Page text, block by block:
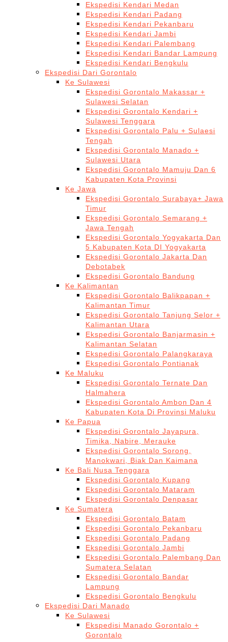
Ekspedisi Kendari Medan
Ekspedisi Kendari Padang
Ekspedisi Kendari Pekanbaru
Ekspedisi Kendari Jambi
Ekspedisi Kendari Palembang
Ekspedisi Kendari Bandar Lampung
Ekspedisi Kendari Bengkulu
Ekspedisi Dari Gorontalo
Ke Sulawesi
Ekspedisi Gorontalo Makassar +
Sulawesi Selatan
Ekspedisi Gorontalo Kendari +
Sulawesi Tenggara
Ekspedisi Gorontalo Palu + Sulaesi
Tengah
Ekspedisi Gorontalo Manado +
Sulawesi Utara
Ekspedisi Gorontalo Mamuju Dan 6
Kabupaten Kota Provinsi
Ke Jawa
Ekspedisi Gorontalo Surabaya+ Jawa
Timur
Ekspedisi Gorontalo Semarang +
Jawa Tengah
Ekspedisi Gorontalo Yogyakarta Dan
5 Kabupaten Kota DI Yogyakarta
Ekspedisi Gorontalo Jakarta Dan
Debotabek
Ekspedisi Gorontalo Bandung
Ke Kalimantan
Ekspedisi Gorontalo Balikpapan +
Kalimantan Timur
Ekspedisi Gorontalo Tanjung Selor +
Kalimantan Utara
Ekspedisi Gorontalo Banjarmasin +
Kalimantan Selatan
Ekspedisi Gorontalo Palangkaraya
Ekspedisi Gorontalo Pontianak
Ke Maluku
Ekspedisi Gorontalo Ternate Dan
Halmahera
Ekspedisi Gorontalo Ambon Dan 4
Kabupaten Kota Di Provinsi Maluku
Ke Papua
Ekspedisi Gorontalo Jayapura,
Timika, Nabire, Merauke
Ekspedisi Gorontalo Sorong,
Manokwari, Biak Dan Kaimana
Ke Bali Nusa Tenggara
Ekspedisi Gorontalo Kupang
Ekspedisi Gorontalo Mataram
Ekspedisi Gorontalo Denpasar
Ke Sumatera
Ekspedisi Gorontalo Batam
Ekspedisi Gorontalo Pekanbaru
Ekspedisi Gorontalo Padang
Ekspedisi Gorontalo Jambi
Ekspedisi Gorontalo Palembang Dan
Sumatera Selatan
Ekspedisi Gorontalo Bandar
Lampung
Ekspedisi Gorontalo Bengkulu
Ekspedisi Dari Manado
Ke Sulawesi
Ekspedisi Manado Gorontalo +
Gorontalo